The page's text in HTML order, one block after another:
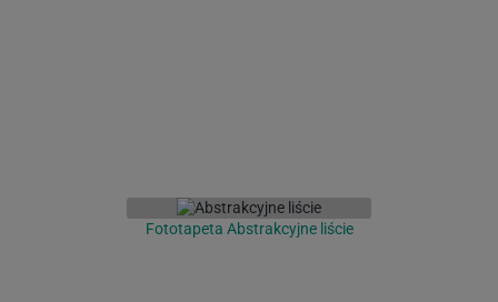
Fototapeta Abstrakcyjne liście